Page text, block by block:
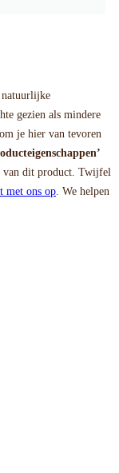
natuurlijke
gezien als mindere
je hier van tevoren
van dit product. Twijfel
met ons op. We helpen